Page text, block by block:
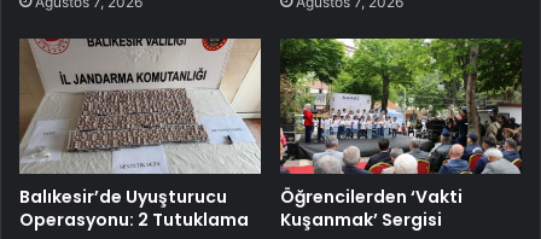
Balıkesir’de Uyuşturucu
Operasyonu: 2 Tutuklama
Öğrencilerden ‘Vakti
Kuşanmak’ Sergisi